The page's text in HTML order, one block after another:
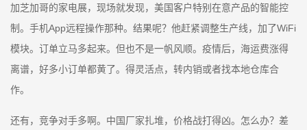
加芝加哥的家电展，现场就发现，美国客户特别在意产品的智能控
制。手机App远程操作那种。结果呢？他赶紧调整生产线，加了WiFi
模块。订单立马多起来。但也不是一帆风顺。疫情后，海运费涨得
离谱，好多小订单都黄了。得灵活点，转内销或者找本地仓库合
作。
还有，竞争对手多啊。中国厂家扎堆，价格战打得凶。怎么办？差